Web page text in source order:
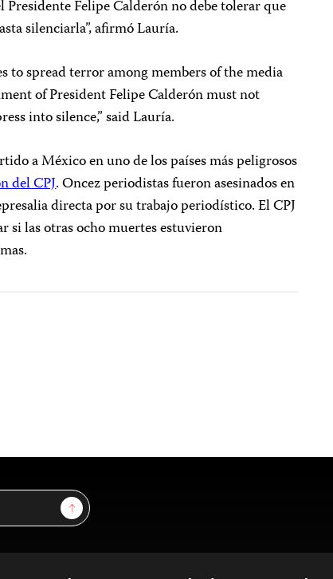
Felipe Calderón no debe tolerar que
silenciarla”, afirmó Lauría.
to spread terror among members of the media
of President Felipe Calderón must not
into silence,” said Lauría.
a México en uno de los países más peligrosos
del CPJ. Oncez periodistas fueron asesinados en
directa por su trabajo periodístico. El CPJ
las otras ocho muertes estuvieron
Sign Up